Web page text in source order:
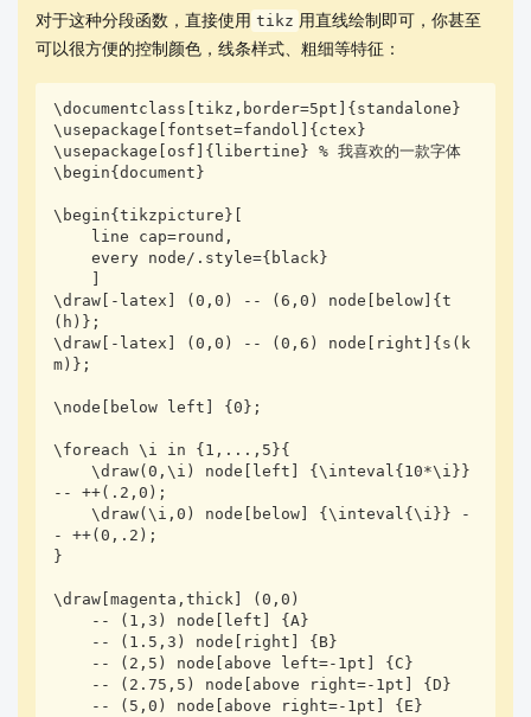
对于这种分段函数，直接使用 tikz 用直线绘制即可，你甚至
可以很方便的控制颜色，线条样式、粗细等特征：
\documentclass[tikz,border=5pt]{standalone}
\usepackage[fontset=fandol]{ctex}
\usepackage[osf]{libertine} % 我喜欢的一款字体
\begin{document}
\begin{tikzpicture}[
    every node/.style={black}
\draw[-latex] (0,0) -- (6,0) node[below]{t
(h)};
\draw[-latex] (0,0) -- (0,6) node[right]{s(k
m)};
\node[below left] {0};
\foreach \i in {1,...,5}{
    \draw(0,\i) node[left] {\inteval{10*\i}}
-- ++(.2,0);
    \draw(\i,0) node[below] {\inteval{\i}} -
- ++(0,.2);
}
\draw[magenta,thick] (0,0)